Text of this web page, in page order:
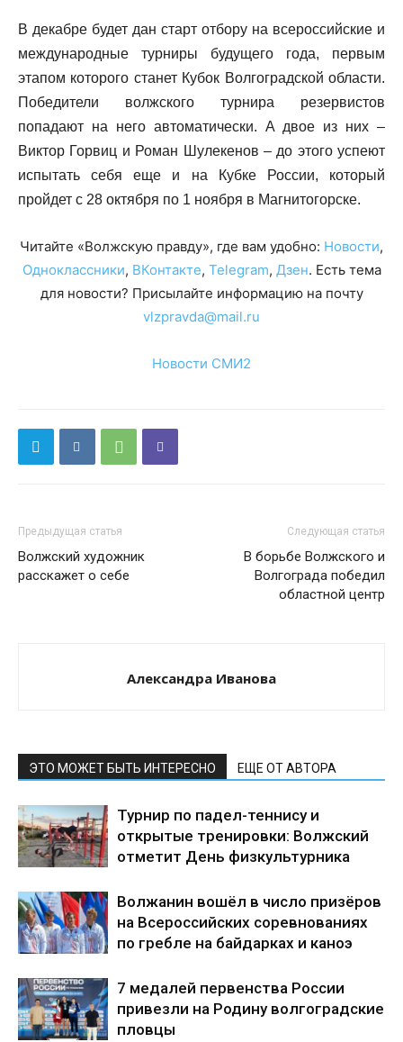
В декабре будет дан старт отбору на всероссийские и
международные турниры будущего года, первым
этапом которого станет Кубок Волгоградской области.
Победители волжского турнира резервистов
попадают на него автоматически. А двое из них –
Виктор Горвиц и Роман Шулекенов – до этого успеют
испытать себя еще и на Кубке России, который
пройдет с 28 октября по 1 ноября в Магнитогорске.
Читайте «Волжскую правду», где вам удобно: Новости,
Одноклассники, ВКонтакте, Telegram, Дзен. Есть тема
для новости? Присылайте информацию на почту
vlzpravda@mail.ru
Новости СМИ2
Предыдущая статья
Волжский художник
расскажет о себе
Следующая статья
В борьбе Волжского и
Волгограда победил
областной центр
Александра Иванова
ЭТО МОЖЕТ БЫТЬ ИНТЕРЕСНО ЕЩЕ ОТ АВТОРА
Турнир по падел-теннису и
открытые тренировки: Волжский
отметит День физкультурника
Волжанин вошёл в число призёров
на Всероссийских соревнованиях
по гребле на байдарках и каноэ
7 медалей первенства России
привезли на Родину волгоградские
пловцы